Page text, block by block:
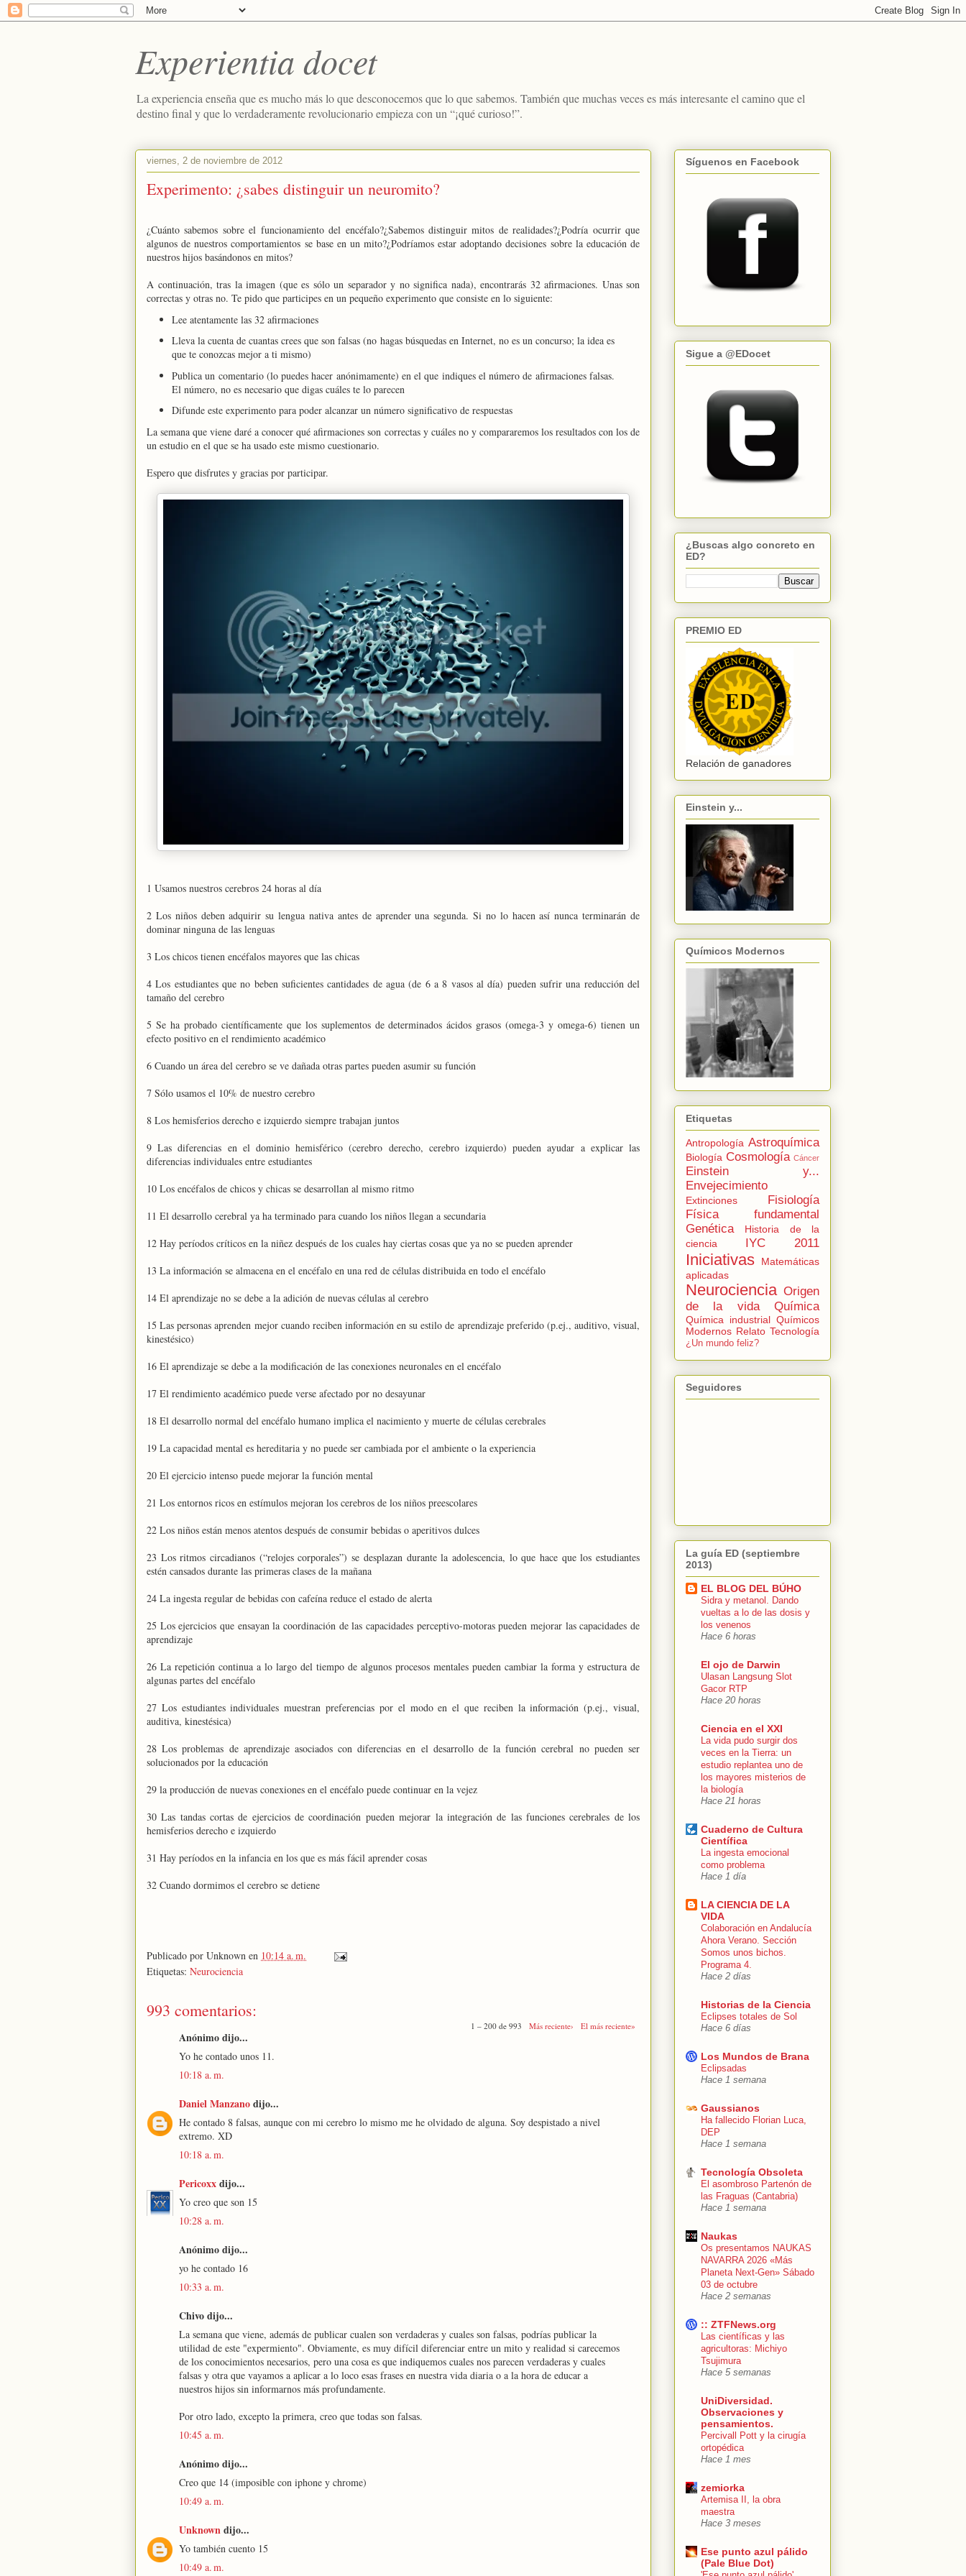
Experientia docet
La experiencia enseña que es mucho más lo que desconocemos que lo que sabemos. También que muchas veces es más interesante el camino que el
destino final y que lo verdaderamente revolucionario empieza con un “¡qué curioso!”.
viernes, 2 de noviembre de 2012
Experimento: ¿sabes distinguir un neuromito?
¿Cuánto sabemos sobre el funcionamiento del encéfalo?¿Sabemos distinguir mitos de realidades?¿Podría ocurrir que
algunos de nuestros comportamientos se base en un mito?¿Podríamos estar adoptando decisiones sobre la educación de
nuestros hijos basándonos en mitos?
A continuación, tras la imagen (que es sólo un separador y no significa nada), encontrarás 32 afirmaciones. Unas son
correctas y otras no. Te pido que participes en un pequeño experimento que consiste en lo siguiente:
Lee atentamente las 32 afirmaciones
Lleva la cuenta de cuantas crees que son falsas (no hagas búsquedas en Internet, no es un concurso; la idea es
que te conozcas mejor a ti mismo)
Publica un comentario (lo puedes hacer anónimamente) en el que indiques el número de afirmaciones falsas.
El número, no es necesario que digas cuáles te lo parecen
Difunde este experimento para poder alcanzar un número significativo de respuestas
La semana que viene daré a conocer qué afirmaciones son correctas y cuáles no y compararemos los resultados con los de
un estudio en el que se ha usado este mismo cuestionario.
Espero que disfrutes y gracias por participar.
1 Usamos nuestros cerebros 24 horas al día
2 Los niños deben adquirir su lengua nativa antes de aprender una segunda. Si no lo hacen así nunca terminarán de
dominar ninguna de las lenguas
3 Los chicos tienen encéfalos mayores que las chicas
4 Los estudiantes que no beben suficientes cantidades de agua (de 6 a 8 vasos al día) pueden sufrir una reducción del
tamaño del cerebro
5 Se ha probado científicamente que los suplementos de determinados ácidos grasos (omega-3 y omega-6) tienen un
efecto positivo en el rendimiento académico
6 Cuando un área del cerebro se ve dañada otras partes pueden asumir su función
7 Sólo usamos el 10% de nuestro cerebro
8 Los hemisferios derecho e izquierdo siempre trabajan juntos
9 Las diferencias en el dominio hemisférico (cerebro derecho, cerebro izquierdo) pueden ayudar a explicar las
diferencias individuales entre estudiantes
10 Los encéfalos de chicos y chicas se desarrollan al mismo ritmo
11 El desarrollo cerebral ya ha terminado para cuando los niños llegan a secundaria
12 Hay períodos críticos en la niñez después de los cuales hay ciertas cosas que ya no se pueden aprender
13 La información se almacena en el encéfalo en una red de células distribuida en todo el encéfalo
14 El aprendizaje no se debe a la adición de nuevas células al cerebro
15 Las personas aprenden mejor cuando reciben información en su estilo de aprendizaje preferido (p.ej., auditivo, visual,
kinestésico)
16 El aprendizaje se debe a la modificación de las conexiones neuronales en el encéfalo
17 El rendimiento académico puede verse afectado por no desayunar
18 El desarrollo normal del encéfalo humano implica el nacimiento y muerte de células cerebrales
19 La capacidad mental es hereditaria y no puede ser cambiada por el ambiente o la experiencia
20 El ejercicio intenso puede mejorar la función mental
21 Los entornos ricos en estímulos mejoran los cerebros de los niños preescolares
22 Los niños están menos atentos después de consumir bebidas o aperitivos dulces
23 Los ritmos circadianos (“relojes corporales”) se desplazan durante la adolescencia, lo que hace que los estudiantes
estén cansados durante las primeras clases de la mañana
24 La ingesta regular de bebidas con cafeína reduce el estado de alerta
25 Los ejercicios que ensayan la coordinación de las capacidades perceptivo-motoras pueden mejorar las capacidades de
aprendizaje
26 La repetición continua a lo largo del tiempo de algunos procesos mentales pueden cambiar la forma y estructura de
algunas partes del encéfalo
27 Los estudiantes individuales muestran preferencias por el modo en el que reciben la información (p.ej., visual,
auditiva, kinestésica)
28 Los problemas de aprendizaje asociados con diferencias en el desarrollo de la función cerebral no pueden ser
solucionados por la educación
29 la producción de nuevas conexiones en el encéfalo puede continuar en la vejez
30 Las tandas cortas de ejercicios de coordinación pueden mejorar la integración de las funciones cerebrales de los
hemisferios derecho e izquierdo
31 Hay períodos en la infancia en los que es más fácil aprender cosas
32 Cuando dormimos el cerebro se detiene
Publicado por Unknown en 10:14 a. m.
Etiquetas: Neurociencia
993 comentarios:
1 – 200 de 993 Más reciente› El más reciente»
Anónimo dijo...
Yo he contado unos 11.
10:18 a. m.
Daniel Manzanodijo...
He contado 8 falsas, aunque con mi cerebro lo mismo me he olvidado de alguna. Soy despistado a nivel
extremo. XD
10:18 a. m.
Pericoxxdijo...
Yo creo que son 15
10:28 a. m.
Anónimo dijo...
yo he contado 16
10:33 a. m.
Chivo dijo...
La semana que viene, además de publicar cualen son verdaderas y cuales son falsas, podrías publicar la
utilidad de este "expermiento". Obviamente, es muy difícil diferenciar entre un mito y realidad si carecemos
de los conocimientos necesarios, pero una cosa es que indiquemos cuales nos parecen verdaderas y cuales
falsas y otra que vayamos a aplicar a lo loco esas frases en nuestra vida diaria o a la hora de educar a
nuestros hijos sin informarnos más profundamente.
Por otro lado, excepto la primera, creo que todas son falsas.
10:45 a. m.
Anónimo dijo...
Creo que 14 (imposible con iphone y chrome)
10:49 a. m.
Unknowndijo...
Yo también cuento 15
10:49 a. m.
Síguenos en Facebook
Sigue a @EDocet
¿Buscas algo concreto en
ED?
PREMIO ED
Relación de ganadores
Einstein y...
Químicos Modernos
Etiquetas
Antropología Astroquímica
Biología Cosmología Cáncer
Einstein y...
Envejecimiento
Extinciones
Fisiología
Física fundamental
Genética
Historia de la
ciencia
IYC 2011
Iniciativas
Matemáticas
aplicadas
Neurociencia Origen
de la vida
Química
Química industrial Químicos
Modernos Relato Tecnología
¿Un mundo feliz?
Seguidores
La guía ED (septiembre
2013)
EL BLOG DEL BÚHO
Sidra y metanol. Dando
vueltas a lo de las dosis y
los venenos
Hace 6 horas
El ojo de Darwin
Ulasan Langsung Slot
Gacor RTP
Hace 20 horas
Ciencia en el XXI
La vida pudo surgir dos
veces en la Tierra: un
estudio replantea uno de
los mayores misterios de
la biología
Hace 21 horas
Cuaderno de Cultura
Científica
La ingesta emocional
como problema
Hace 1 día
LA CIENCIA DE LA
VIDA
Colaboración en Andalucía
Ahora Verano. Sección
Somos unos bichos.
Programa 4.
Hace 2 días
Historias de la Ciencia
Eclipses totales de Sol
Hace 6 días
Los Mundos de Brana
Eclipsadas
Hace 1 semana
Gaussianos
Ha fallecido Florian Luca,
DEP
Hace 1 semana
Tecnología Obsoleta
El asombroso Partenón de
las Fraguas (Cantabria)
Hace 1 semana
Naukas
Os presentamos NAUKAS
NAVARRA 2026 «Más
Planeta Next-Gen» Sábado
03 de octubre
Hace 2 semanas
:: ZTFNews.org
Las científicas y las
agricultoras: Michiyo
Tsujimura
Hace 5 semanas
UniDiversidad.
Observaciones y
pensamientos.
Percivall Pott y la cirugía
ortopédica
Hace 1 mes
zemiorka
Artemisa II, la obra
maestra
Hace 3 meses
Ese punto azul pálido
(Pale Blue Dot)